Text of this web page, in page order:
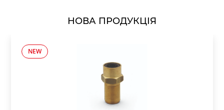
НОВА ПРОДУКЦІЯ
NEW